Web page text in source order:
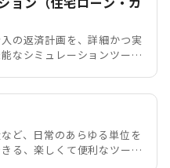
の返済計画を、詳細かつ実
なシミュレーションツール
ど、日常のあらゆる単位を
る、楽しくて便利なツール